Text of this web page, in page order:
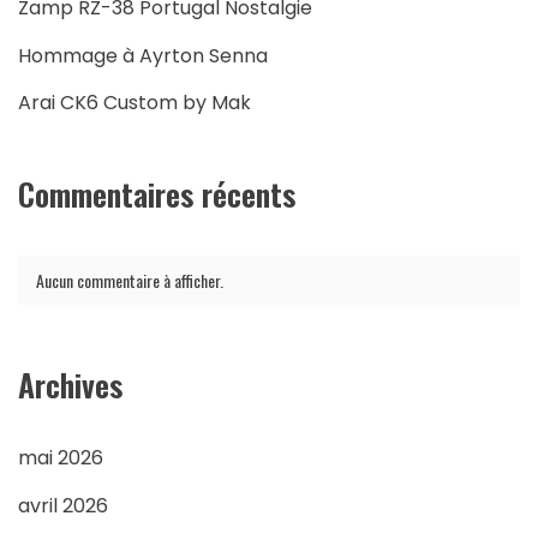
Zamp RZ-38 Portugal Nostalgie
Hommage à Ayrton Senna
Arai CK6 Custom by Mak
Commentaires récents
Aucun commentaire à afficher.
Archives
mai 2026
avril 2026